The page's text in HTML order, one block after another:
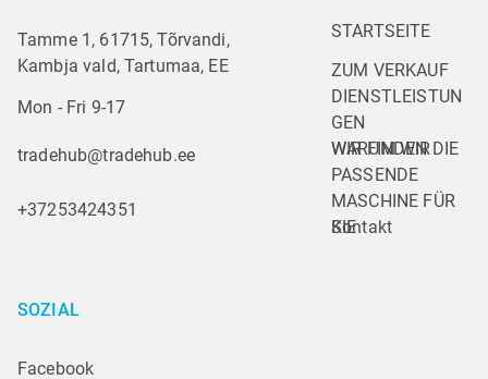
Tamme 1, 61715, Tõrvandi,
Kambja vald, Tartumaa, EE
Mon - Fri 9-17
tradehub@tradehub.ee
+37253424351
STARTSEITE
ZUM VERKAUF
DIENSTLEISTUN
GEN
WARUM WIR
WIR FINDEN DIE
PASSENDE
MASCHINE FÜR
SIE
Kontakt
SOZIAL
Facebook